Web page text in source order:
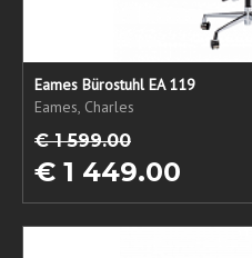
Eames Bürostuhl EA 119
Eames, Charles
€ 1 599.00
€ 1 449.00